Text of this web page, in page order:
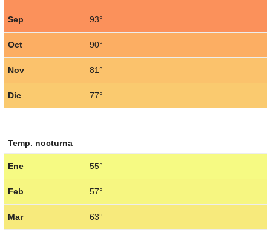
Sep 93°
Oct 90°
Nov 81°
Dic 77°
Temp. nocturna
Ene 55°
Feb 57°
Mar 63°